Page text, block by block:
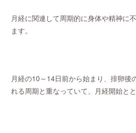
月経に関連して周期的に身体や精神に
ます。
月経の10～14日前から始まり、排卵後
れる周期と重なっていて、月経開始と